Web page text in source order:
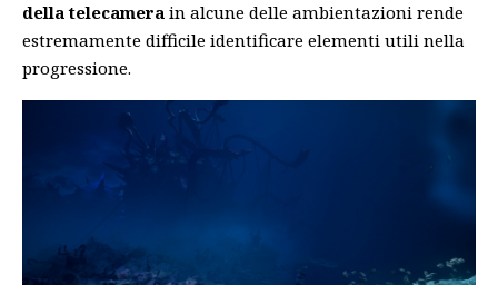
della telecamera in alcune delle ambientazioni rende
estremamente difficile identificare elementi utili nella
progressione.